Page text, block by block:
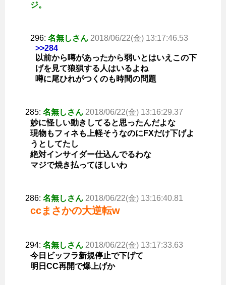
ジ。
296: 名無しさん 2018/06/22(金) 13:17:46.53
>>284
以前から噂があったから弱いとはいえこの下
げを見て狼狽する人はいるよね
噂に尾ひれがつくのも時間の問題
285: 名無しさん 2018/06/22(金) 13:16:29.37
妙に怪しい動きしてると思ったんだよな
現物もフィネも上軽そうなのにFXだけ下げよ
うとしてたし
絶対インサイダー仕込んでるわな
マジで焼き払ってほしいわ
286: 名無しさん 2018/06/22(金) 13:16:40.81
ccまさかの大逆転w
294: 名無しさん 2018/06/22(金) 13:17:33.63
今日ビッフラ新規停止で下げて
明日CC再開で爆上げか